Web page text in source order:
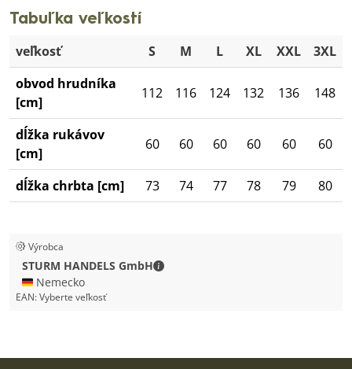
Tabuľka veľkostí
veľkosť S M L XL XXL
3XL
obvod hrudníka
[cm]
112 116 124 132 136 148
dĺžka rukávov
[cm]
60 60 60 60 60 60
dĺžka chrbta [cm] 73 74 77 78 79 80
Výrobca
STURM HANDELS GmbH
STURM HANDELS GmbH -
🇩🇪 Nemecko
EAN:Vyberte veľkosť